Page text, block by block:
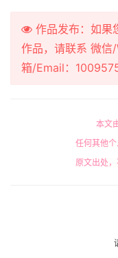
作品发布：如果
作品，请联系 微
箱/Email：
本文
任何其他个
原文出处，